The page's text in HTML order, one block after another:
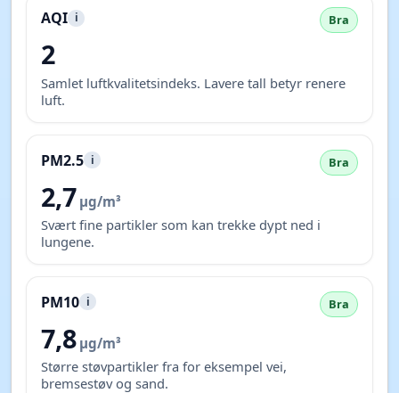
AQI i Bra
2
Samlet luftkvalitetsindeks. Lavere tall betyr renere
luft.
PM2.5 i Bra
2,7 µg/m³
Svært fine partikler som kan trekke dypt ned i
lungene.
PM10 i Bra
7,8 µg/m³
Større støvpartikler fra for eksempel vei,
bremsestøv og sand.